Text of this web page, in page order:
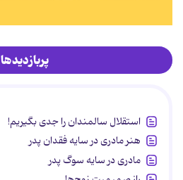
پربازدیدها
استقلال سالمندان را جدی بگیریم!
هنر مادری در سایه‌ فقدان پدر
مادری در سایه سوگ پدر